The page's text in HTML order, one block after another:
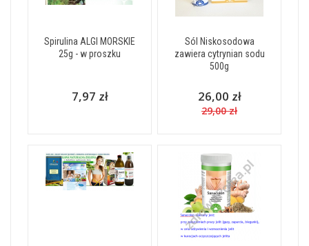
Spirulina ALGI MORSKIE
25g - w proszku
7,97 zł
Sól Niskosodowa
zawiera cytrynian sodu
500g
26,00 zł
29,00 zł